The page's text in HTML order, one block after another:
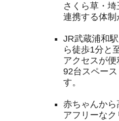
さくら草・
連携する体
JR武蔵浦和
ら徒歩1分と
アクセスが
92台スペー
す。
赤ちゃんか
アフリーな